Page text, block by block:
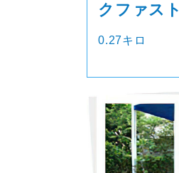
クファスト
0.27キロ